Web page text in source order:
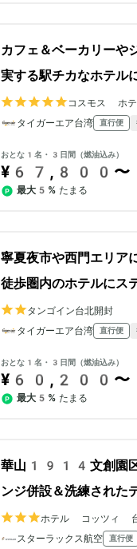
カフェ＆ベーカリーや
実する駅チカなホテル
コスモス ホ
タイガーエア台湾
直行便
おとな1名・3日間（燃油込み）
¥67,800〜
最大5% たまる
寧夏夜市や西門エリア
徒歩圏内のホテルにス
タンゴイン台北開封
タイガーエア台湾
直行便
おとな1名・3日間（燃油込み）
¥60,200〜
最大5% たまる
華山1914文創園区
ンジ併設＆洗練された
ホテル コッツィ
スターラックス航空
直行便